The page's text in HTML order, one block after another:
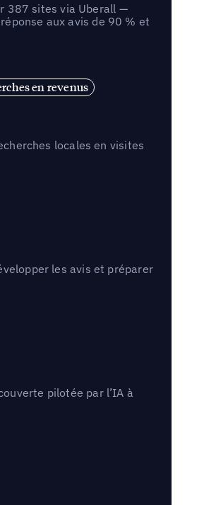
387 sites via Uberall —
aux avis de 90 % et
en revenus
locales en visites
les avis et préparer
pilotée par l’IA à